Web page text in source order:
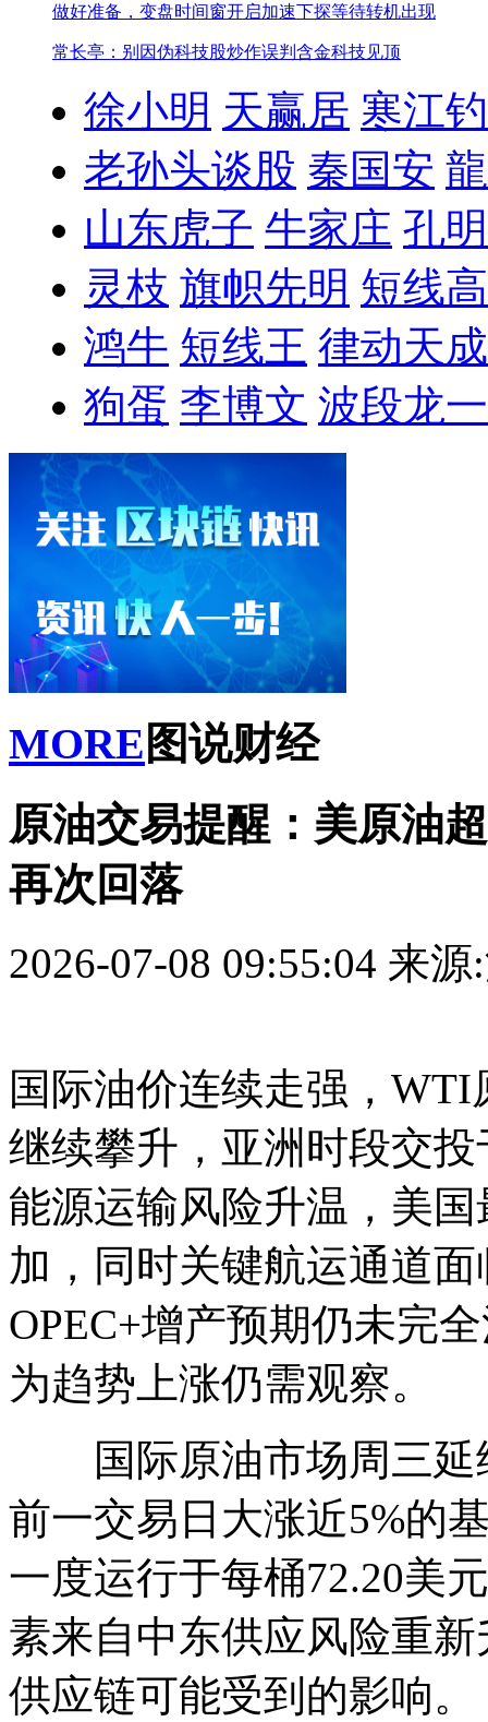
做好准备，变盘时间窗开启加速下探等待转机出现
常长亭：别因伪科技股炒作误判含金科技见顶
徐小明 天赢居 寒江
老孙头谈股 秦国安
山东虎子 牛家庄 孔
灵枝 旗帜先明 短线
鸿牛 短线王 律动天成
狗蛋 李博文 波段龙一
MORE 图说财经
原油交易提醒：美原油
再次回落
2026-07-08 09:55:04 来源
国际油价连续走强，
继续攀升，亚洲时段交
能源运输风险升温，美
加，同时关键航运通道
OPEC+增产预期仍未完
为趋势上涨仍需观察。
国际原油市场周三延
前一交易日大涨近5%的
一度运行于每桶72.20美
素来自中东供应风险重
供应链可能受到的影响。